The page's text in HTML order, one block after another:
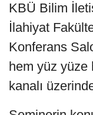
KBÜ Bilim
İlahiyat
Konferans
hem yüz yüze
kanalı